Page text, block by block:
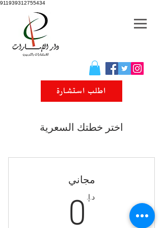
911939312755434
اطلب استشارة
اختر خطتك السعرية
مجاني
د.إ. 0